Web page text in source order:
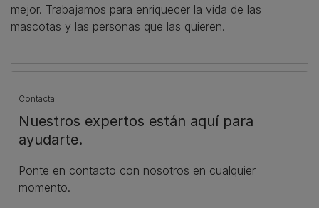
mejor. Trabajamos para enriquecer la vida de las
mascotas y las personas que las quieren.
Contacta
Nuestros expertos están aquí para
ayudarte.
Ponte en contacto con nosotros en cualquier
momento.